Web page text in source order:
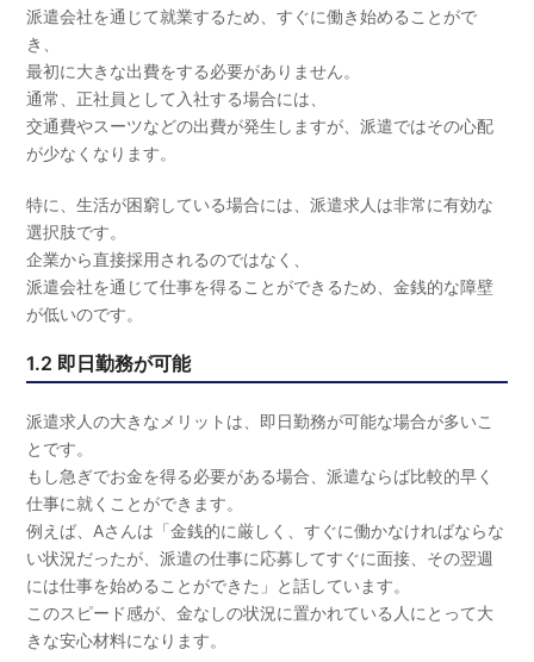
派遣会社を通じて就業するため、すぐに働き始めることがで
き、
最初に大きな出費をする必要がありません。
通常、正社員として入社する場合には、
交通費やスーツなどの出費が発生しますが、派遣ではその心配
が少なくなります。
特に、生活が困窮している場合には、派遣求人は非常に有効な
選択肢です。
企業から直接採用されるのではなく、
派遣会社を通じて仕事を得ることができるため、金銭的な障壁
が低いのです。
1.2 即日勤務が可能
派遣求人の大きなメリットは、即日勤務が可能な場合が多いこ
とです。
もし急ぎでお金を得る必要がある場合、派遣ならば比較的早く
仕事に就くことができます。
例えば、Aさんは「金銭的に厳しく、すぐに働かなければならな
い状況だったが、派遣の仕事に応募してすぐに面接、その翌週
には仕事を始めることができた」と話しています。
このスピード感が、金なしの状況に置かれている人にとって大
きな安心材料になります。